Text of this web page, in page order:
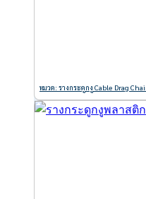
หมวด: รางกระดูกงู Cable Drag